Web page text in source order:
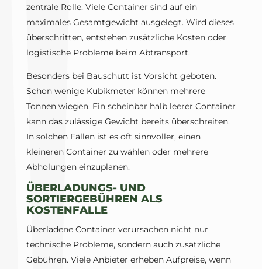
zentrale Rolle. Viele Container sind auf ein
maximales Gesamtgewicht ausgelegt. Wird dieses
überschritten, entstehen zusätzliche Kosten oder
logistische Probleme beim Abtransport.
Besonders bei Bauschutt ist Vorsicht geboten.
Schon wenige Kubikmeter können mehrere
Tonnen wiegen. Ein scheinbar halb leerer Container
kann das zulässige Gewicht bereits überschreiten.
In solchen Fällen ist es oft sinnvoller, einen
kleineren Container zu wählen oder mehrere
Abholungen einzuplanen.
ÜBERLADUNGS- UND
SORTIERGEBÜHREN ALS
KOSTENFALLE
Überladene Container verursachen nicht nur
technische Probleme, sondern auch zusätzliche
Gebühren. Viele Anbieter erheben Aufpreise, wenn